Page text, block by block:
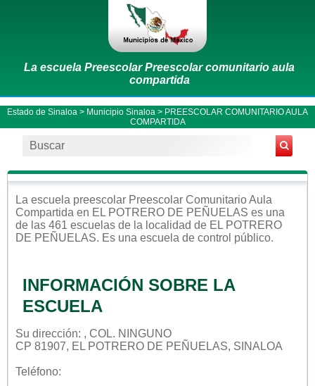
La escuela Preescolar Preescolar comunitario aula
compartida
Estado de Sinaloa > Municipio Sinaloa > PREESCOLAR COMUNITARIO AULA
COMPARTIDA
La escuela preescolar Preescolar Comunitario Aula
Compartida en EL POTRERO DE PEÑUELAS es una
de las 461 escuelas de la localidad de EL POTRERO
DE PEÑUELAS. Es una escuela de control público.
INFORMACIÓN SOBRE LA
ESCUELA
Su dirección: , COL. NINGUNO
CP 81907, EL POTRERO DE PEÑUELAS, SINALOA
Teléfono: